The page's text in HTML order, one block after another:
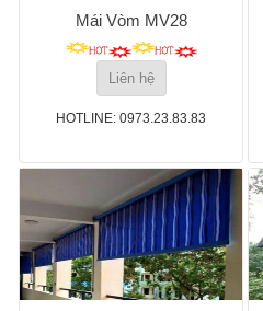
Mái Vòm MV28
Liên hệ
HOTLINE: 0973.23.83.83